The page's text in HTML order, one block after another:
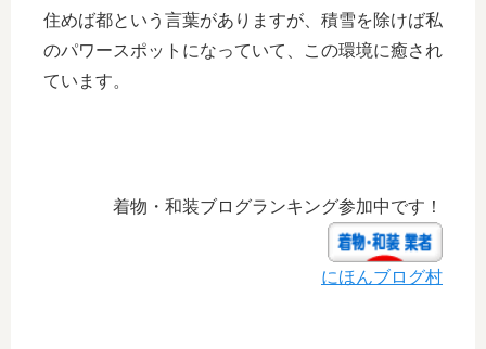
住めば都という言葉がありますが、積雪を除けば私
のパワースポットになっていて、この環境に癒され
ています。
着物・和装ブログランキング参加中です！
にほんブログ村